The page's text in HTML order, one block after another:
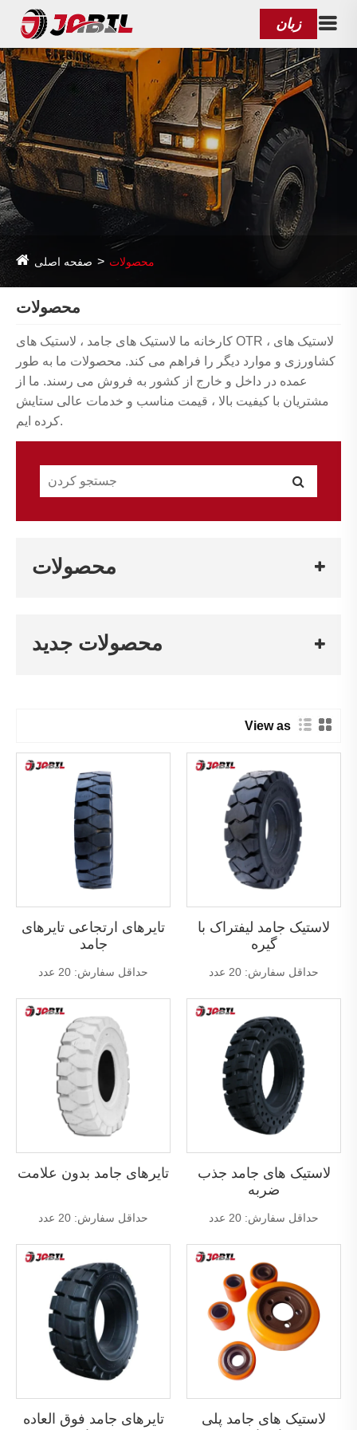
زبان
صفحه اصلی محصولات
محصولات
کارخانه ما لاستیک های جامد ، لاستیک های OTR ، لاستیک های
کشاورزی و موارد دیگر را فراهم می کند. محصولات ما به طور
عمده در داخل و خارج از کشور به فروش می رسند. ما از
مشتریان با کیفیت بالا ، قیمت مناسب و خدمات عالی ستایش
کرده ایم.
محصولات
محصولات جدید
View as
تایرهای ارتجاعی تایرهای
جامد
حداقل سفارش: 20 عدد
لاستیک جامد لیفتراک با
گیره
حداقل سفارش: 20 عدد
تایرهای جامد بدون علامت
حداقل سفارش: 20 عدد
لاستیک های جامد جذب
ضربه
حداقل سفارش: 20 عدد
تایرهای جامد فوق العاده
لاستیک های جامد پلی